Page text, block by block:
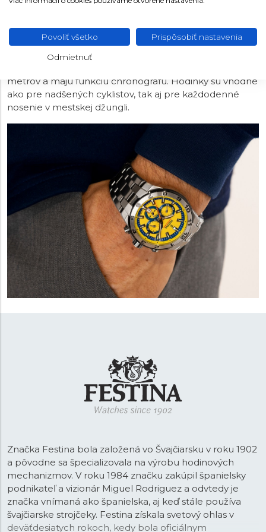
FESTINA CHRONO BIKE
Legendárna kolekcia pánskych športových hodiniek
Festina, ktorá sa vyznačuje dynamickým vzhľadom a
výraznými farbami. Všetky modely sú vyrobené z
metrov a majú funkciu chronografu. Hodinky sú vhodné
ako pre nadšených cyklistov, tak aj pre každodenné
nosenie v mestskej džungli.
Značka Festina bola založená vo Švajčiarsku v roku 1902
a pôvodne sa špecializovala na výrobu hodinových
mechanizmov. V roku 1984 značku zakúpil španielsky
podnikateľ a vizionár Miguel Rodriguez a odvtedy je
značka vnímaná ako španielska, aj keď stále používa
švajčiarske strojčeky. Festina získala svetový ohlas v
deväťdesiatych rokoch, kedy bola oficiálnym
Povoliť všetko Prispôsobiť nastavenia
Odmietnuť